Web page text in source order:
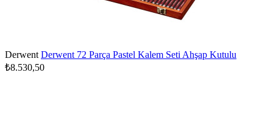
Derwent Derwent 72 Parça Pastel Kalem Seti Ahşap Kutulu
₺8.530,50